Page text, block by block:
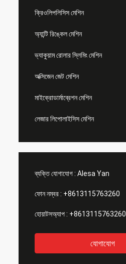
ক্রিওলিপলিসিস মেশিন
অ্যান্টি রিঙ্কেল মেশিন
ভ্যাকুয়াম রোলার স্লিমিং মেশিন
অক্সিজেন জেট মেশিন
মাইক্রোডার্মাব্রেশন মেশিন
লেজার লিপোলাইসিস মেশিন
ব্যক্তি যোগাযোগ : Alesa Yan
ফোন নম্বর : +8613115763260
হোয়াটসঅ্যাপ : +8613115763260
যোগাযোগ